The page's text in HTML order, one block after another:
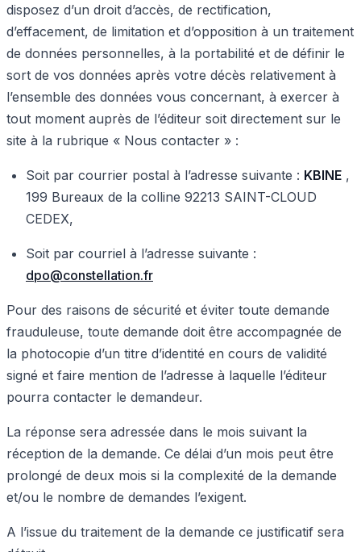
disposez d’un droit d’accès, de rectification,
d’effacement, de limitation et d’opposition à un traitement
de données personnelles, à la portabilité et de définir le
sort de vos données après votre décès relativement à
l’ensemble des données vous concernant, à exercer à
tout moment auprès de l’éditeur soit directement sur le
site à la rubrique « Nous contacter » :
Soit par courrier postal à l’adresse suivante : KBINE ,
199 Bureaux de la colline 92213 SAINT-CLOUD
CEDEX,
Soit par courriel à l’adresse suivante :
dpo@constellation.fr
Pour des raisons de sécurité et éviter toute demande
frauduleuse, toute demande doit être accompagnée de
la photocopie d’un titre d’identité en cours de validité
signé et faire mention de l’adresse à laquelle l’éditeur
pourra contacter le demandeur.
La réponse sera adressée dans le mois suivant la
réception de la demande. Ce délai d’un mois peut être
prolongé de deux mois si la complexité de la demande
et/ou le nombre de demandes l’exigent.
A l’issue du traitement de la demande ce justificatif sera